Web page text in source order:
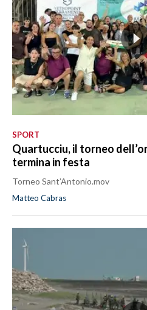
SPORT
Quartucciu, il torneo
termina in festa
Torneo Sant’Antonio.mov
Matteo Cabras